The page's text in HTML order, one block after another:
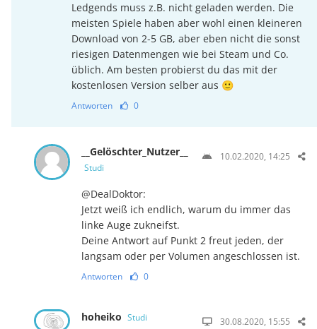
Ledgends muss z.B. nicht geladen werden. Die
meisten Spiele haben aber wohl einen kleineren
Download von 2-5 GB, aber eben nicht die sonst
riesigen Datenmengen wie bei Steam und Co.
üblich. Am besten probierst du das mit der
kostenlosen Version selber aus 🙂
Antworten 0
__Gelöschter_Nutzer__
Studi
10.02.2020, 14:25
@DealDoktor:
Jetzt weiß ich endlich, warum du immer das
linke Auge zukneifst.
Deine Antwort auf Punkt 2 freut jeden, der
langsam oder per Volumen angeschlossen ist.
Antworten 0
hoheiko Studi 30.08.2020, 15:55